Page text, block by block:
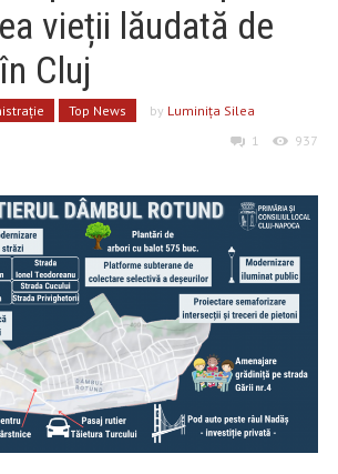
vieții lăudată de
Cluj
Top News by Luminiţa Silea
1 937